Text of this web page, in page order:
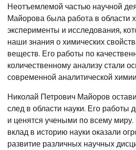
Неотъемлемой частью научной
Майорова была работа в области
эксперименты и исследования,
наши знания о химических
веществ. Его работы по
количественному анализу стали
современной аналитической
Николай Петрович Майоров
след в области науки. Его работы
и ценятся учеными по всему
вклад в историю науки оказали
развитие различных научных